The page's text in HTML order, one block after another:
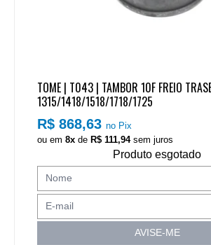
TOME | T043 | TAMBOR 10F FREIO
1315/1418/1518/1718/1725
R$ 868,63no Pix
ou em8x de R$ 111,94sem juros
Produto esgotado
AVISE-ME